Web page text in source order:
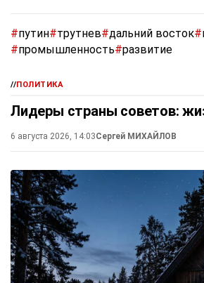
#путин#трутнев#дальний восток#
#промышленность#развитие
//ПОЛИТИКА
Лидеры страны советов:
6 августа 2026, 14:03Сергей МИХАЙЛОВ